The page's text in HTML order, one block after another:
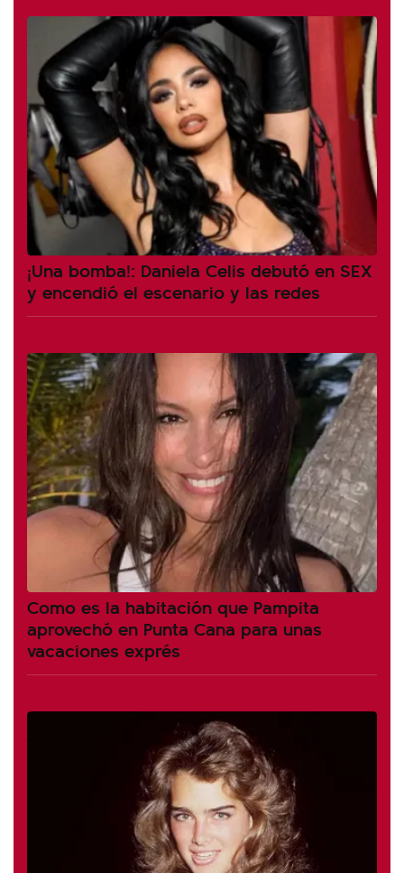
¡Una bomba!: Daniela Celis debutó en SEX
y encendió el escenario y las redes
Como es la habitación que Pampita
aprovechó en Punta Cana para unas
vacaciones exprés